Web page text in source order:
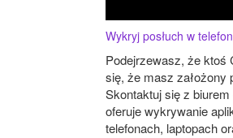
Wykryj posłuch w
Podejrzewasz, że ktoś
się, że masz założony
Skontaktuj się z
oferuje wykrywanie
telefonach, laptopach